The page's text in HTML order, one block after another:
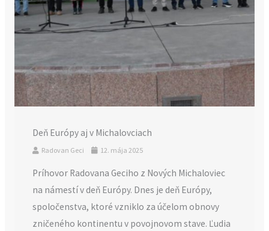
Deň Európy aj v Michalovciach
Radovan Geci 12. mája 2025
Príhovor Radovana Geciho z Nových Michaloviec
na námestí v deň Európy. Dnes je deň Európy,
spoločenstva, ktoré vzniklo za účelom obnovy
zničeného kontinentu v povojnovom stave. Ľudia